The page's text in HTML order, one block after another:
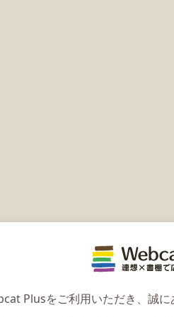
Plusをご利用いただき、誠に